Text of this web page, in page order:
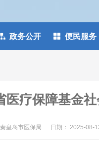
政务公开  便民服务
医疗保障基金
皇岛市医保局 日期： 2025-08-